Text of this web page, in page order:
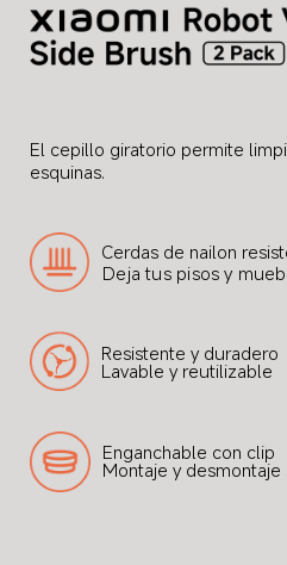
El cepillo giratorio permite
esquinas.
Cerdas de nailon
Deja tus pisos y
Resistente y duradero
Lavable y reutilizable
Enganchable con clip
Montaje y desmontaje